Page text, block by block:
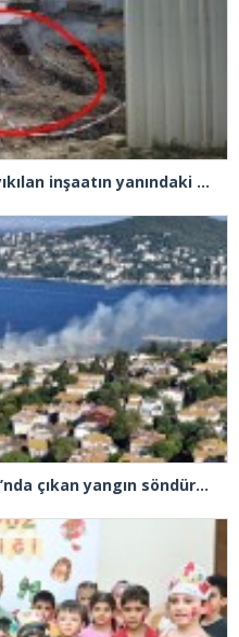
Çekmeköy’de istinat duvarı yıkılan inşaatın yanındaki 5 katlı bina boşaltıldı
Heybeliada Deniz Harp Okulu’nda çıkan yangın söndürüldü